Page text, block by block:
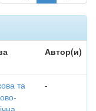
Автор(и)
та
-